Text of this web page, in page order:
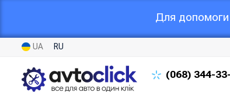
Для допомоги
UA RU
(068) 344-